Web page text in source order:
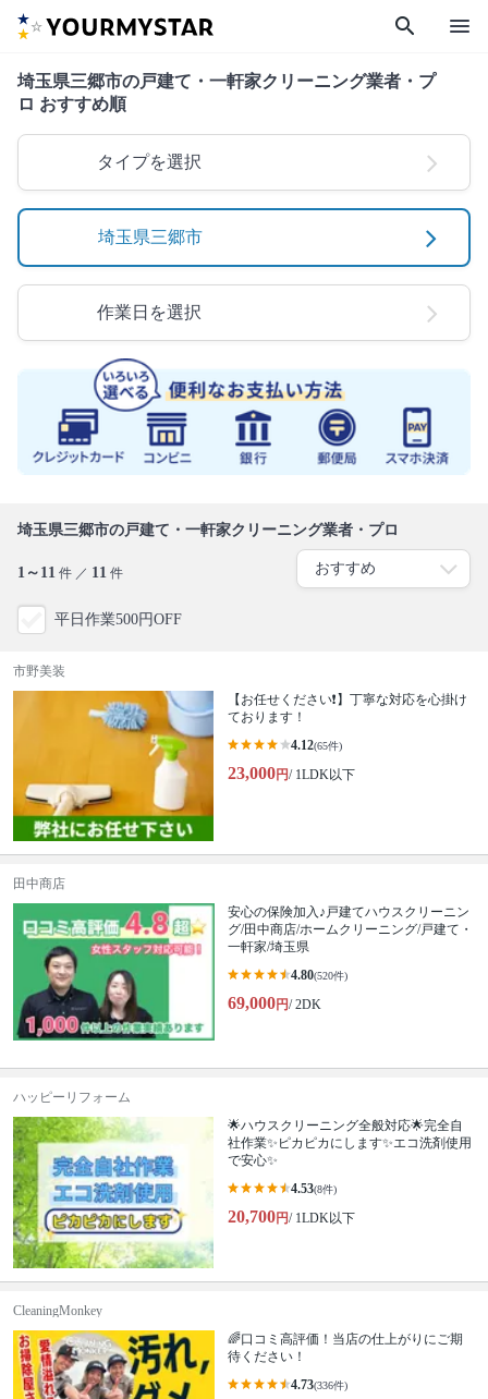
search menu
埼玉県三郷市の戸建て・一軒家クリーニング業者・プ
ロ おすすめ順
タイプを選択
埼玉県三郷市
作業日を選択
埼玉県三郷市の戸建て・一軒家クリーニング業者・プロ
1～11 件 ／ 11 件
平日作業500円OFF
市野美装
【お任せください❗️】丁寧な対応を心掛け
ております！
4.12(65件)
23,000円/ 1LDK以下
田中商店
安心の保険加入♪戸建てハウスクリーニン
グ/田中商店/ホームクリーニング/戸建て・
一軒家/埼玉県
4.80(520件)
69,000円/ 2DK
ハッピーリフォーム
🌟ハウスクリーニング全般対応🌟完全自
社作業✨️ピカピカにします✨️エコ洗剤使用
で安心✨
4.53(8件)
20,700円/ 1LDK以下
CleaningMonkey
🌈口コミ高評価！当店の仕上がりにご期
待ください！
4.73(336件)